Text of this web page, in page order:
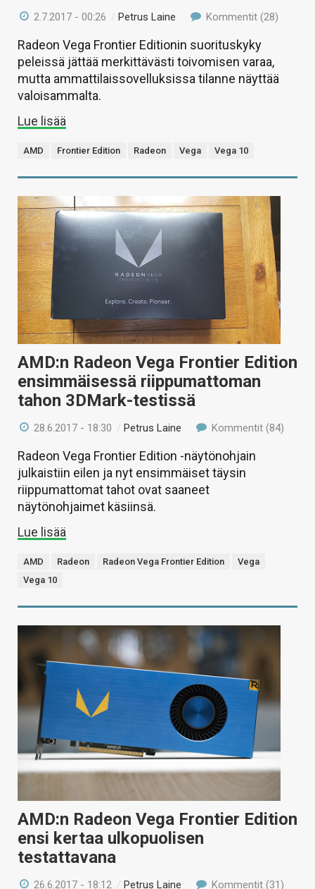
2.7.2017 - 00:26 /Petrus Laine Kommentit (28)
Radeon Vega Frontier Editionin suorituskyky
peleissä jättää merkittävästi toivomisen varaa,
mutta ammattilaissovelluksissa tilanne näyttää
valoisammalta.
Lue lisää
AMD Frontier Edition Radeon Vega Vega 10
AMD:n Radeon Vega Frontier Edition
ensimmäisessä riippumattoman
tahon 3DMark-testissä
28.6.2017 - 18:30 /Petrus Laine Kommentit (84)
Radeon Vega Frontier Edition -näytönohjain
julkaistiin eilen ja nyt ensimmäiset täysin
riippumattomat tahot ovat saaneet
näytönohjaimet käsiinsä.
Lue lisää
AMD Radeon Radeon Vega Frontier Edition
Vega
Vega 10
AMD:n Radeon Vega Frontier Edition
ensi kertaa ulkopuolisen
testattavana
26.6.2017 - 18:12 /Petrus Laine Kommentit (31)